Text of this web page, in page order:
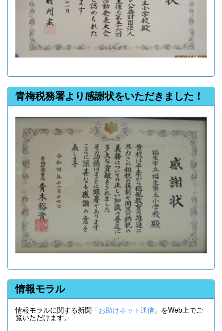
青梅税務署より感謝状をいただきました！
情報モラル
情報モラルに関する新聞「お助けネット通信 」をWeb上でご
覧いただけます。